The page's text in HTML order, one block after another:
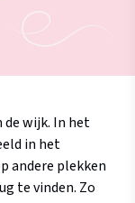
de wijk. In het
in het
andere plekken
te vinden. Zo